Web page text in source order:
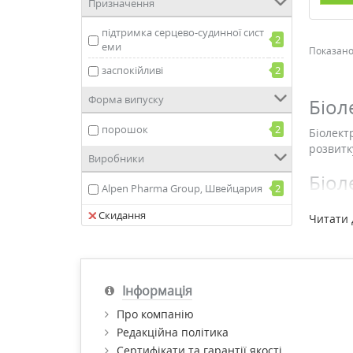
Призначення
підтримка серцево-судинної сист
еми
2
заспокійливі 2
Форма випуску
порошок 2
Виробники
Alpen Pharma Group, Швейцария
2
Скидання
проте
нас,
Читати
Інформація
Про компанію
Редакційна політика